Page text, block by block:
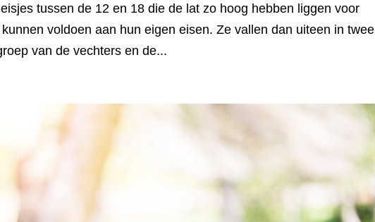
tussen de 12 en 18 die de lat zo hoog hebben liggen voor
voldoen aan hun eigen eisen. Ze vallen dan uiteen in twee
van de vechters en de...